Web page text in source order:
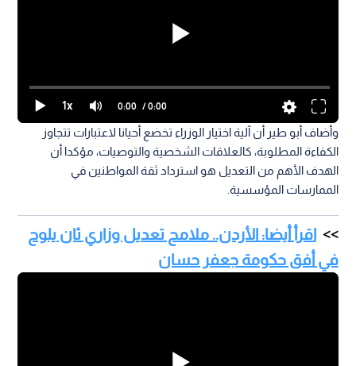
1x 0:00 / 0:00
وأضاف أبو طير أن آلية اختيار الوزراء تخضع أحيانا لاعتبارات تتجاوز
الكفاءة المطلوبة، كالعلاقات الشخصية والتوصيات، مؤكدا أن
الهدف الأهم من التعديل هو استرداد ثقة المواطنين في
الممارسات المؤسسية.
اقرأ أيضا: الأردن.. ملامح تعديل وزاري ثان يلوح
في أفق حكومة جعفر حسان